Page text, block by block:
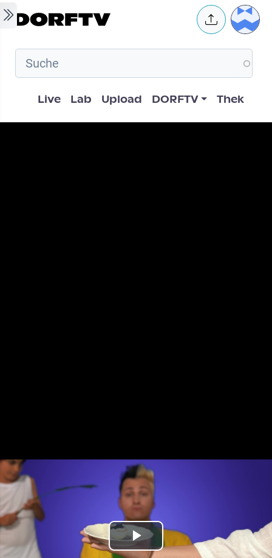
Skip to main content User
Hauptnavigation
Live Lab Upload DORFTV Thek
Play